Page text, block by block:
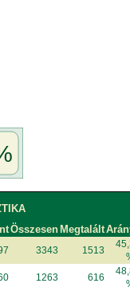
Összesen Megtalált
3343 1513
1263 616